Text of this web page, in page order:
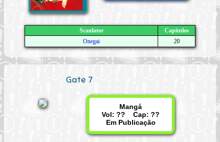
Scanlator
Capítulos
Onegai
20
Gate 7
Mangá
Vol: ?? Cap: ??
Em Publicação